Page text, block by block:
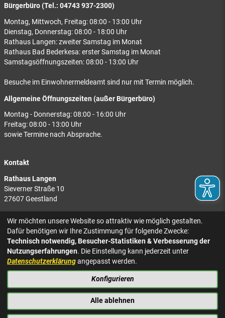
Bürgerbüro (Tel.: 04743 937-2300)
Montag, Mittwoch, Freitag: 08:00 - 13:00 Uhr
Dienstag, Donnerstag: 08:00 - 18:00 Uhr
Rathaus Langen: zweiter Samstag im Monat
Rathaus Bad Bederkesa: erster Samstag im Monat
Samstagsöffnungszeiten: 08:00 - 13:00 Uhr
Besuche im Einwohnermeldeamt sind nur mit Termin möglich.
Allgemeine Öffnungszeiten (außer Bürgerbüro)
Montag - Donnerstag: 08:00 - 16:00 Uhr
Freitag: 08:00 - 13:00 Uhr
sowie Termine nach Absprache.
Kontakt
Rathaus Langen
Sieverner Straße 10
27607 Geestland
Rathaus Bad Bederkesa
Am Markt 8
27624 Geestland
Tel.: 04743 937-2300
KONTAKT
IMPRESSUM
BARRIEREFREIHEIT
NACH OBEN
Wir möchten unsere Website so attraktiv wie möglich gestalten.
Dafür benötigen wir Ihre Zustimmung für folgende Zwecke:
Technisch notwendig, Besucher-Statistiken & Verbesserung der
Nutzungserfahrungen. Die Einstellung kann jederzeit unter
Datenschutzerklärungangepasst werden.
Konfigurieren
Alle ablehnen